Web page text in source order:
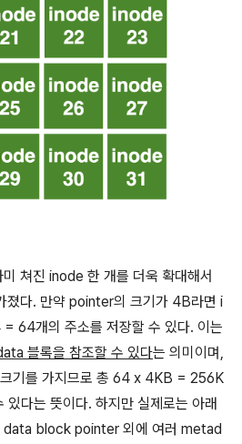
쳐진 inode 한 개를 더욱 확대해서
졌다. 만약 pointer의 크기가 4B라면 i
64개의 주소를 저장할 수 있다. 이는
블록을 참조할 수 있다는 의미이며,
기를 가지므로 총 64 x 4KB = 256K
있다는 뜻이다. 하지만 실제로는 아래
data block pointer 외에 여러 metad